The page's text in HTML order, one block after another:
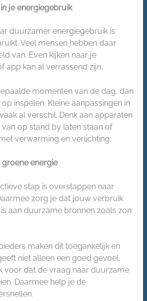
je energiegebruik
duurzamer energiegebruik is
Veel mensen hebben daar
van. Even kijken naar je
app kan al verrassend zijn.
momenten van de dag, dan
inspelen. Kleine aanpassingen in
al verschil. Denk aan apparaten
op stand by laten staan of
verwarming en verlichting.
energie
stap is overstappen naar
zorg je dat jouw verbruik
aan duurzame bronnen zoals zon
maken dit toegankelijk en
niet alleen een goed gevoel,
voor dat de vraag naar duurzame
Daarmee help je de